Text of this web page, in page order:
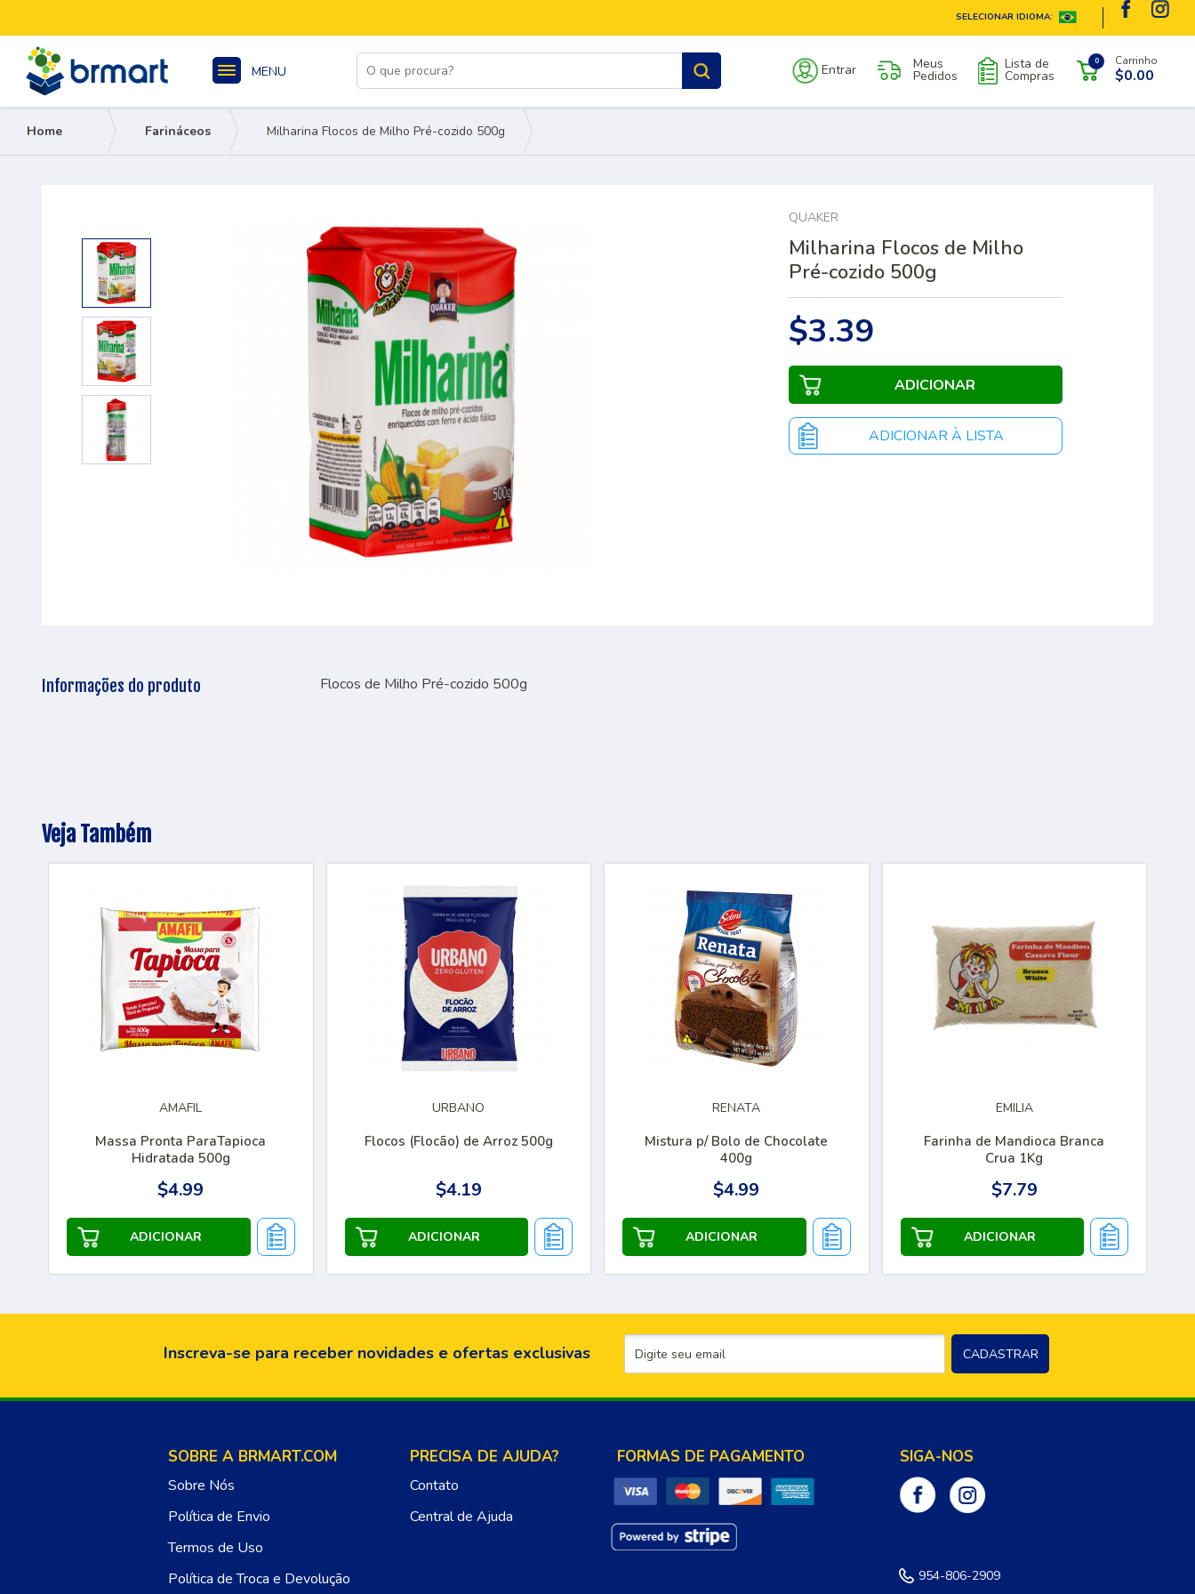
SELECIONAR IDIOMA:
MENU Entrar Meus
Pedidos
Lista de
Compras
0 Carrinho
$0.00
Home Farináceos Milharina Flocos de Milho Pré-cozido 500g
QUAKER
Milharina Flocos de Milho
Pré-cozido 500g
$3.39
Informações do produto Flocos de Milho Pré-cozido 500g
Veja Também
AMAFIL
Massa Pronta ParaTapioca
Hidratada 500g
$4.99
URBANO
Flocos (Flocão) de Arroz 500g
$4.19
RENATA
Mistura p/ Bolo de Chocolate
400g
$4.99
EMILIA
Farinha de Mandioca Branca
Crua 1Kg
$7.79
Inscreva-se para receber novidades e ofertas exclusivas
SOBRE A BRMART.COM
Sobre Nós
Política de Envio
Termos de Uso
Política de Troca e Devolução
PRECISA DE AJUDA?
Contato
Central de Ajuda
FORMAS DE PAGAMENTO SIGA-NOS
954-806-2909